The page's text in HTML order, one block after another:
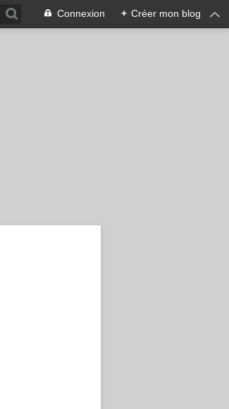
Connexion + Créer mon blog